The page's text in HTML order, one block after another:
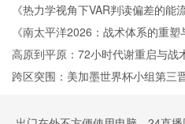
精度的技术解构”
《热力学视角下VAR判读偏差的
世界杯的实证检验》
《南太平洋2026：战术体系的重塑
高原到平原：72小时代谢重启与
弈
跨区突围：美加墨世界杯小组第三